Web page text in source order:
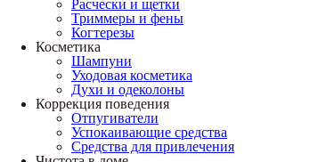
Расчески и щетки
Триммеры и фены
Когтерезы
Косметика
Шампуни
Уходовая косметика
Духи и одеколоны
Коррекция поведения
Отпугиватели
Успокаивающие средства
Средства для привлечения